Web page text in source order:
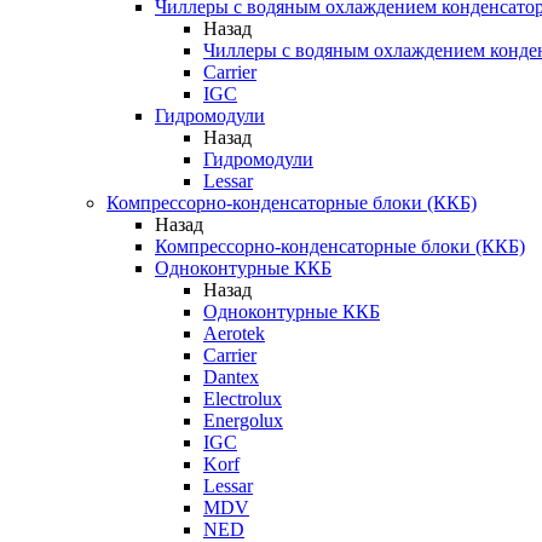
Чиллеры с водяным охлаждением
Назад
Чиллеры с водяным охлаждением
Carrier
IGC
Гидромодули
Назад
Гидромодули
Lessar
Компрессорно-конденсаторные блоки (ККБ)
Назад
Компрессорно-конденсаторные блоки (ККБ)
Одноконтурные ККБ
Назад
Одноконтурные ККБ
Aerotek
Carrier
Dantex
Electrolux
Energolux
IGC
Korf
Lessar
MDV
NED